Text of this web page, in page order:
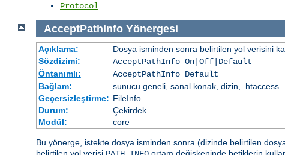
Protocol
AcceptPathInfo Yönergesi
Açıklama:
Dosya isminden sonra belirtilen yol verisini
Sözdizimi:
AcceptPathInfo On|Off|Default
Öntanımlı:
AcceptPathInfo Default
Bağlam:
sunucu geneli, sanal konak, dizin, .htaccess
Geçersizleştirme: FileInfo
Durum:
Çekirdek
Modül:
core
Bu yönerge, istekte dosya isminden sonra (dizinde belirtilen